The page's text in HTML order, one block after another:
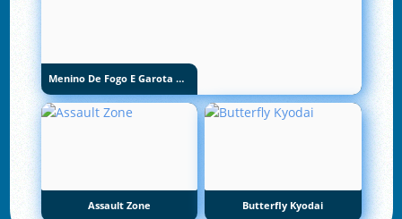
Menino De Fogo E Garota De Água 5: Elementos
Assault Zone Butterfly Kyodai